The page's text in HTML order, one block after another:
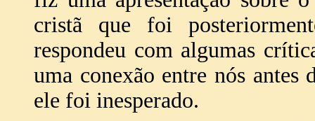
cristã que foi
respondeu com algumas
uma conexão entre nós antes
ele foi inesperado.